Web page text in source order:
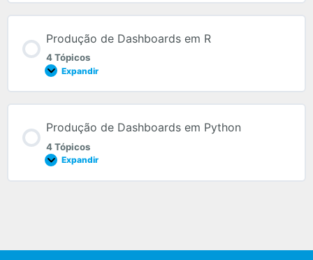
Produção de Dashboards em R
4 Tópicos
Expandir
Produção de Dashboards em Python
4 Tópicos
Expandir